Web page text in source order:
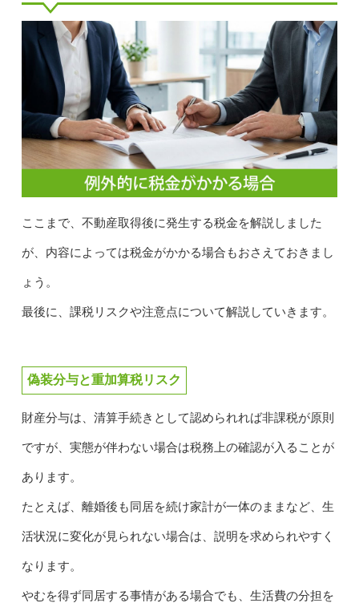
ここまで、不動産取得後に発生する税金を解説しました
が、内容によっては税金がかかる場合もおさえておきまし
ょう。
最後に、課税リスクや注意点について解説していきます。
偽装分与と重加算税リスク
財産分与は、清算手続きとして認められれば非課税が原則
ですが、実態が伴わない場合は税務上の確認が入ることが
あります。
たとえば、離婚後も同居を続け家計が一体のままなど、生
活状況に変化が見られない場合は、説明を求められやすく
なります。
やむを得ず同居する事情がある場合でも、生活費の分担を